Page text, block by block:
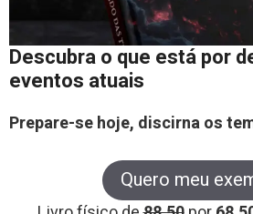
Descubra o que está por
eventos atuais
Prepare-se hoje, discirna os
Quero meu